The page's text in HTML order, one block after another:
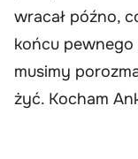
wracał późno,
końcu pewnego
musimy
żyć. Kocham